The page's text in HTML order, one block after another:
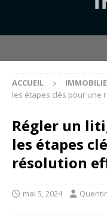
ACCUEIL
les étapes clés pour une
Régler un
les étapes
résolution
mai 5, 2024